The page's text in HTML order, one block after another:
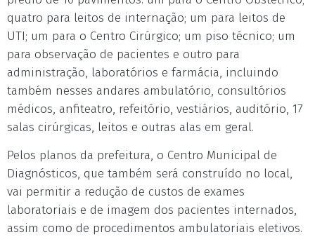
quatro para leitos de internação; um para leitos de
UTI; um para o Centro Cirúrgico; um piso técnico; um
para observação de pacientes e outro para
administração, laboratórios e farmácia, incluindo
também nesses andares ambulatório, consultórios
médicos, anfiteatro, refeitório, vestiários, auditório, 17
salas cirúrgicas, leitos e outras alas em geral.
Pelos planos da prefeitura, o Centro Municipal de
Diagnósticos, que também será construído no local,
vai permitir a redução de custos de exames
laboratoriais e de imagem dos pacientes internados,
assim como de procedimentos ambulatoriais eletivos.